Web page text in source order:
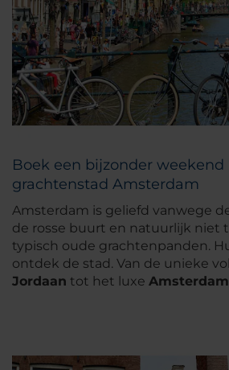
Boek een bijzonder weekend
grachtenstad Amsterdam
Amsterdam is geliefd vanwege
de rosse buurt en natuurlijk niet
typisch oude grachtenpanden.
ontdek de stad. Van de unieke
Jordaan tot het luxe